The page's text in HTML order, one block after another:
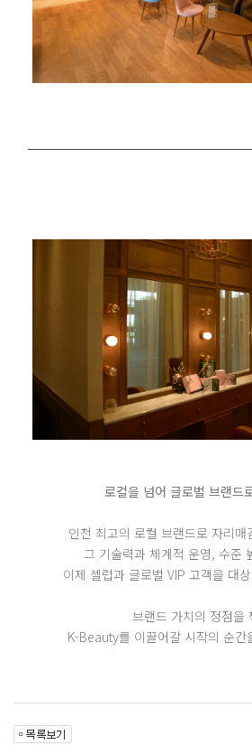
로컬을 넘어 글로벌 브랜드
인천 최고의 로컬 브랜드로 자리매
그 기술력과 체계적 운영, 수준
이제 셀럽과 글로벌 VIP 고객을 대
브랜드 가치의 정점을
K-Beauty를 이끌어갈 시작의 순간